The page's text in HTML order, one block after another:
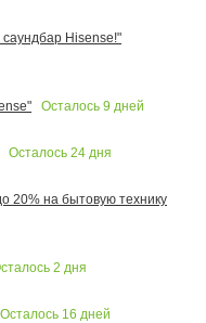
саундбар Hisense!"
Осталось 9 дней
Осталось 24 дня
20% на бытовую технику
2 дня
Осталось 16 дней